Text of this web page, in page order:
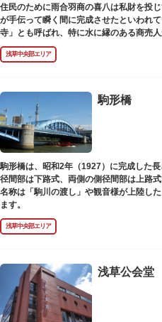
住民のために雨合羽商の喜八は私財を投
が手伝って瞬く間に完成させたといわれ
寺」とも呼ばれ、特に水に縁のある商売人
浅草中央部エリア
駒形橋
駒形橋は、昭和2年（1927）に完成した
径間部は下路式、両側の側径間部は上路
名称は「駒川の渡し」や観音様が上陸し
ます。
浅草中央部エリア
浅草公会堂